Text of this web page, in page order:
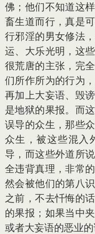
佛；他们不知道这
畜生道而行，真是
行邪淫的男女修法
运、大乐光明，这
很荒唐的主张，完
们所作所为的行为
再加上大妄语、毁
是地狱的果报。而
误导的众生，那些
众生，被这些混入
导，而这些外道所
全违背真理，非常
然会被他们的第八
之前，不去忏悔的
的果报；如果当中
或者大妄语的恶业